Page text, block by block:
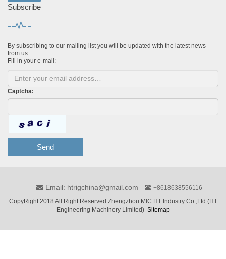
Subscribe
By subscribing to our mailing list you will be updated with the latest news
from us.
Fill in your e-mail:
Captcha:
Send
Email: htrigchina@gmail.com
+8618638556116
CopyRight 2018 All Right Reserved Zhengzhou MIC HT Industry Co.,Ltd (HT
Engineering Machinery Limited) Sitemap